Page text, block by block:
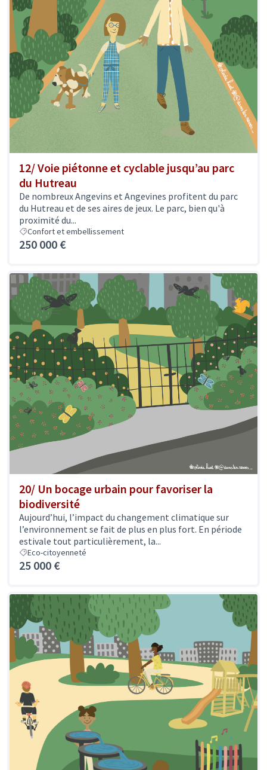
12/ Voie piétonne et cyclable jusqu’au parc
du Hutreau
De nombreux Angevins et Angevines profitent du parc
du Hutreau et de ses aires de jeux. Le parc, bien qu'à
proximité du...
Confort et embellissement
250 000 €
20/ Un bocage urbain pour favoriser la
biodiversité
Aujourd’hui, l’impact du changement climatique sur
l’environnement se fait de plus en plus fort. En période
estivale tout particulièrement, la...
Eco-citoyenneté
25 000 €